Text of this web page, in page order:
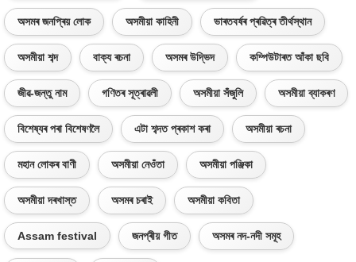
অসমৰ জনপ্ৰিয় লোক অসমীয়া কাহিনী ভাৰতবৰ্ষৰ প্ৰৱিত্ৰ তীৰ্থস্থান
অসমীয়া শব্দ বাক্য ৰচনা অসমৰ উদ্ভিদ কম্পিউটাৰত আঁকা ছবি
জীৱ-জন্তু নাম গণিতৰ সূত্ৰাৱলী অসমীয়া সঁজুলি অসমীয়া ব্যাকৰণ
বিশেষ্যৰ পৰা বিশেষণলৈ এটা শব্দত প্ৰকাশ কৰা অসমীয়া ৰচনা
মহান লোকৰ বাণী অসমীয়া নেওঁতা অসমীয়া পঞ্জিকা
অসমীয়া দৰখাস্ত অসমৰ চৰাই অসমীয়া কবিতা
Assam festival জনপ্ৰীয় গীত অসমৰ নদ-নদী সমূহ